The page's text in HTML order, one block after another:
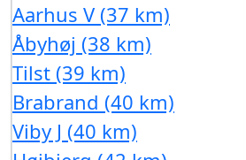
Aarhus V (37 km)
Åbyhøj (38 km)
Tilst (39 km)
Brabrand (40 km)
Viby J (40 km)